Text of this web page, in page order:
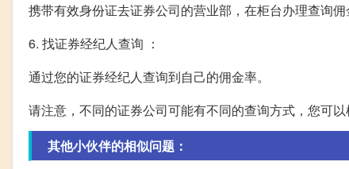
携带有效身份证去证券公司的营业部，在柜台办理查询佣
6. 找证券经纪人查询 ：
通过您的证券经纪人查询到自己的佣金率。
请注意，不同的证券公司可能有不同的查询方式，您可以
其他小伙伴的相似问题：